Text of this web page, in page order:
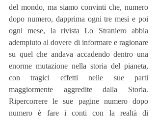
del mondo, ma siamo convinti che, numero
dopo numero, dapprima ogni tre mesi e poi
ogni mese, la rivista Lo Straniero abbia
adempiuto al dovere di informare e ragionare
su quel che andava accadendo dentro una
enorme mutazione nella storia del pianeta,
con tragici effetti nelle sue parti
maggiormente aggredite dalla Storia.
Ripercorrere le sue pagine numero dopo
numero è fare i conti con la realtà di